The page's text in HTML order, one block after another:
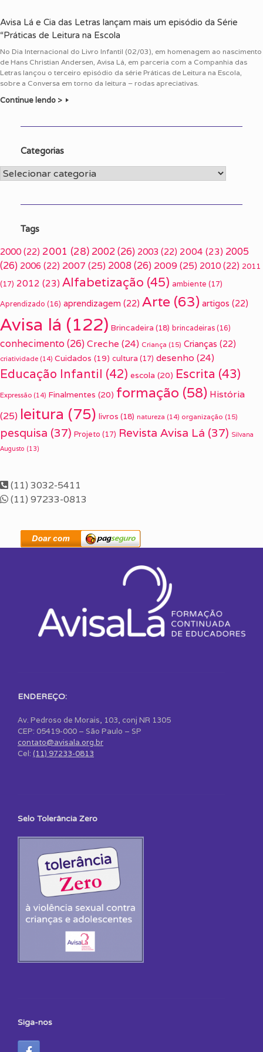
Avisa Lá e Cia das Letras lançam mais um episódio da Série
“Práticas de Leitura na Escola
No Dia Internacional do Livro Infantil (02/03), em homenagem ao nascimento
de Hans Christian Andersen, Avisa Lá, em parceria com a Companhia das
Letras lançou o terceiro episódio da série Práticas de Leitura na Escola,
sobre a Conversa em torno da leitura – rodas apreciativas.
Continue lendo >
Categorias
Categorias
Tags
2000 (22) 2001 (28) 2002(26) 2003 (22) 2004 (23) 2005
(26) 2006 (22) 2007 (25) 2008(26) 2009(25) 2010 (22) 2011
(17) 2012 (23) Alfabetização (45) ambiente (17)
Aprendizado (16) aprendizagem (22) Arte (63) artigos (22)
Avisa lá (122) Brincadeira (18) brincadeiras (16)
conhecimento(26) Creche (24) Criança (15) Crianças (22)
criatividade (14) Cuidados (19) cultura (17) desenho (24)
Educação Infantil (42) escola (20) Escrita (43)
Expressão (14) Finalmentes (20) formação (58) História
(25) leitura (75) livros (18) natureza (14) organização (15)
pesquisa (37) Projeto (17) Revista Avisa Lá (37) Silvana
Augusto (13)
(11) 3032-5411
(11) 97233-0813
ENDEREÇO:
Av. Pedroso de Morais, 103, conj NR 1305
CEP: 05419-000 – São Paulo – SP
contato@avisala.org.br
Cel: (11) 97233-0813
Selo Tolerância Zero
Siga-nos